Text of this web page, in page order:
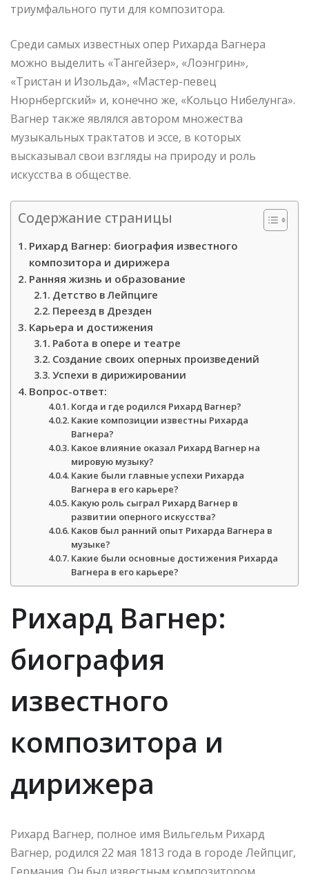
триумфального пути для композитора.
Среди самых известных опер Рихарда Вагнера
можно выделить «Тангейзер», «Лоэнгрин»,
«Тристан и Изольда», «Мастер-певец
Нюрнбергский» и, конечно же, «Кольцо Нибелунга».
Вагнер также являлся автором множества
музыкальных трактатов и эссе, в которых
высказывал свои взгляды на природу и роль
искусства в обществе.
Содержание страницы
Рихард Вагнер: биография известного
композитора и дирижера
Ранняя жизнь и образование
Детство в Лейпциге
Переезд в Дрезден
Карьера и достижения
Работа в опере и театре
Создание своих оперных произведений
Успехи в дирижировании
Вопрос-ответ:
Когда и где родился Рихард Вагнер?
Какие композиции известны Рихарда
Вагнера?
Какое влияние оказал Рихард Вагнер на
мировую музыку?
Какие были главные успехи Рихарда
Вагнера в его карьере?
Какую роль сыграл Рихард Вагнер в
развитии оперного искусства?
Каков был ранний опыт Рихарда Вагнера в
музыке?
Какие были основные достижения Рихарда
Вагнера в его карьере?
Рихард Вагнер:
биография
известного
композитора и
дирижера
Рихард Вагнер, полное имя Вильгельм Рихард
Вагнер, родился 22 мая 1813 года в городе Лейпциг,